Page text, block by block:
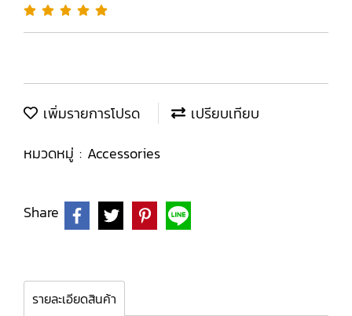
เพิ่มรายการโปรด
เปรียบเทียบ
หมวดหมู่ : Accessories
Share
รายละเอียดสินค้า